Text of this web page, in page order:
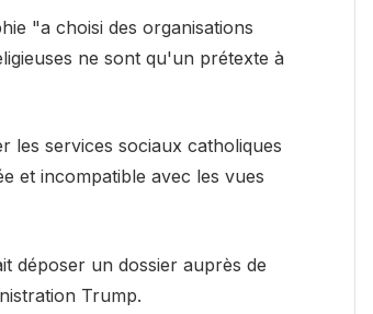
"a choisi des organisations
ne sont qu'un prétexte à
les services sociaux catholiques
et incompatible avec les vues
déposer un dossier auprès de
Trump.